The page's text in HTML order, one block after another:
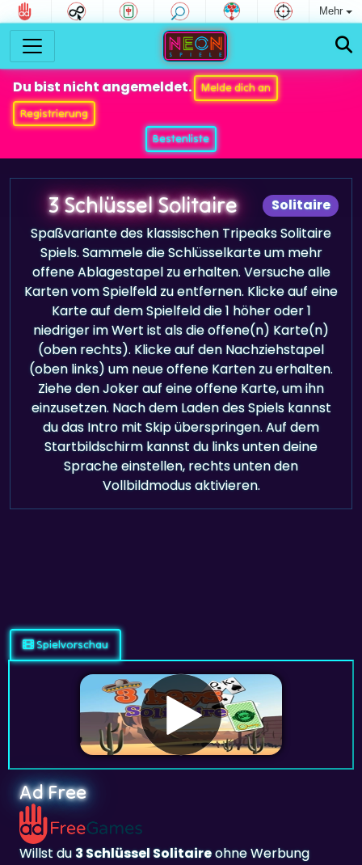
Mehr
Du bist nicht angemeldet.
Melde dich an
Registrierung
Bestenliste
Solitaire
3 Schlüssel Solitaire
Spaßvariante des klassischen Tripeaks Solitaire
Spiels. Sammele die Schlüsselkarte um mehr
offene Ablagestapel zu erhalten. Versuche alle
Karten vom Spielfeld zu entfernen. Klicke auf eine
Karte auf dem Spielfeld die 1 höher oder 1
niedriger im Wert ist als die offene(n) Karte(n)
(oben rechts). Klicke auf den Nachziehstapel
(oben links) um neue offene Karten zu erhalten.
Ziehe den Joker auf eine offene Karte, um ihn
einzusetzen. Nach dem Laden des Spiels kannst
du das Intro mit Skip überspringen. Auf dem
Startbildschirm kannst du links unten deine
Sprache einstellen, rechts unten den
Vollbildmodus aktivieren.
Ad Free
Willst du3 Schlüssel Solitaire
spielen? Abonnieren und spielen unter
adfreegames.de.